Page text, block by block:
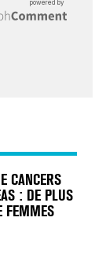
: LES
CANCERS
: DE PLUS
FEMMES